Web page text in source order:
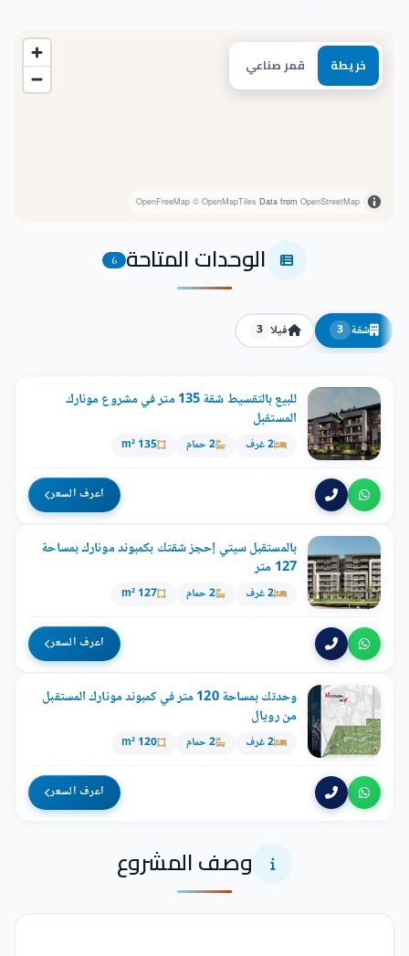
خريطة قمر صناعي
OpenFreeMap © OpenMapTiles Data from OpenStreetMap
الوحدات المتاحة 6
شقة 3 فيلا 3
للبيع بالتقسيط شقة 135 متر في مشروع مونارك
المستقبل
2 غرف 2 حمام 135 m²
اعرف السعر
بالمستقبل سيتي إحجز شقتك بكمبوند مونارك بمساحة
127 متر
2 غرف 2 حمام 127 m²
اعرف السعر
وحدتك بمساحة 120 متر في كمبوند مونارك المستقبل
من رويال
2 غرف 2 حمام 120 m²
اعرف السعر
وصف المشروع